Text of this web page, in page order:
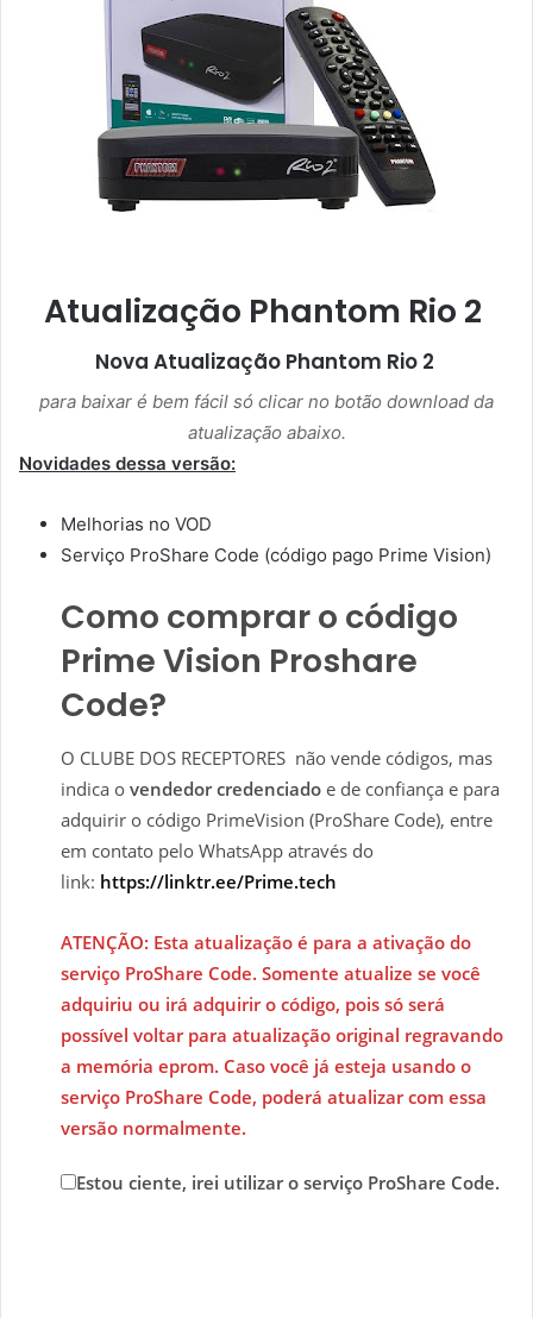
i
Atualização Phantom Rio 2
Nova Atualização Phantom Rio 2
para baixar é bem fácil só clicar no botão download da
atualização abaixo.
Novidades dessa versão:
Melhorias no VOD
Serviço ProShare Code (código pago Prime Vision)
Como comprar o código
Prime Vision Proshare
Code?
O CLUBE DOS RECEPTORES não vende códigos, mas
indica o vendedor credenciado e de confiança e para
adquirir o código PrimeVision (ProShare Code), entre
em contato pelo WhatsApp através do
link: https://linktr.ee/Prime.tech
ATENÇÃO: Esta atualização é para a ativação do
serviço ProShare Code. Somente atualize se você
adquiriu ou irá adquirir o código, pois só será
possível voltar para atualização original regravando
a memória eprom. Caso você já esteja usando o
serviço ProShare Code, poderá atualizar com essa
versão normalmente.
Estou ciente, irei utilizar o serviço ProShare Code.